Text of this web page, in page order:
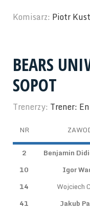
Komisarz: Piotr
BEARS
SOPOT
Trenerzy: Trener:
NR
2 Benjamin
10
Igor
14
Wojciech
41
Jakub